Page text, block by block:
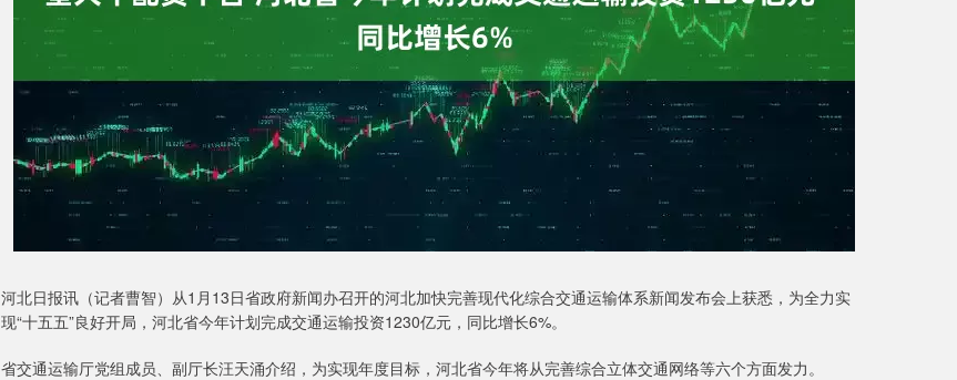
河北日报讯（记者曹智）从1月13日省政府新闻办召开的河北加快完善现代化综合交通运输体系新闻发布会上获悉，为全力实
现“十五五”良好开局，河北省今年计划完成交通运输投资1230亿元，同比增长6%。
省交通运输厅党组成员、副厅长汪天涌介绍，为实现年度目标，河北省今年将从完善综合立体交通网络等六个方面发力。